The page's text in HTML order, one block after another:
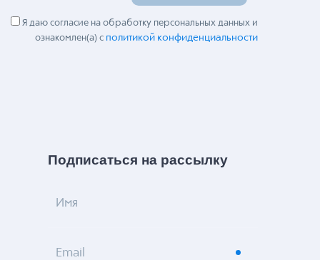
Я даю согласие на обработку персональных данных и
ознакомлен(а) с политикой конфиденциальности
Подписаться на рассылку
Имя
Email